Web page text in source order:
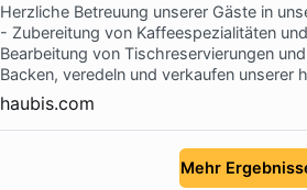
Herzliche Betreuung unserer Gäste in
- Zubereitung von Kaffeespezialitäten
Bearbeitung von Tischreservierungen
Backen, veredeln und verkaufen unserer
haubis.com
Mehr